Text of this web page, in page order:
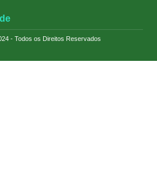
- Todos os Direitos Reservados